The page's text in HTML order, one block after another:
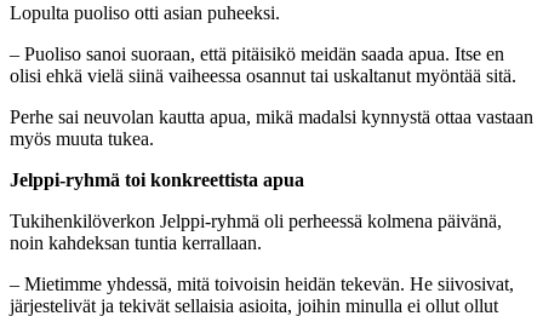
Lopulta puoliso otti asian puheeksi.
– Puoliso sanoi suoraan, että pitäisikö meidän saada apua. Itse en
olisi ehkä vielä siinä vaiheessa osannut tai uskaltanut myöntää sitä.
Perhe sai neuvolan kautta apua, mikä madalsi kynnystä ottaa vastaan
myös muuta tukea.
Jelppi-ryhmä toi konkreettista apua
Tukihenkilöverkon Jelppi-ryhmä oli perheessä kolmena päivänä,
noin kahdeksan tuntia kerrallaan.
– Mietimme yhdessä, mitä toivoisin heidän tekevän. He siivosivat,
järjestelivät ja tekivät sellaisia asioita, joihin minulla ei ollut ollut